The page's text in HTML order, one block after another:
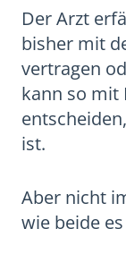
Der Arzt
bisher mit
vertragen
kann so mit
ist.
Aber nicht
wie beide